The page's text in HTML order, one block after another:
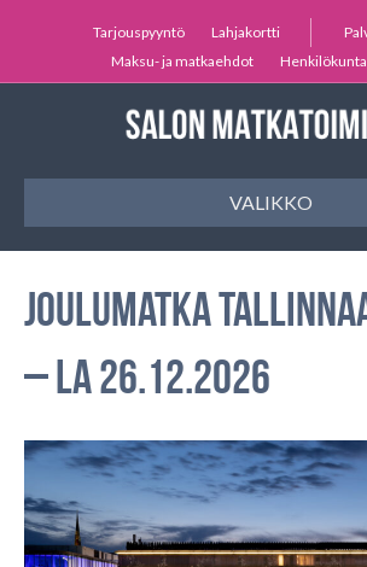
Tarjouspyyntö Lahjakortti
Maksu- ja matkaehdot
Henkilökunta
VALIKKO
Joulumatka
– la 26.12.2026